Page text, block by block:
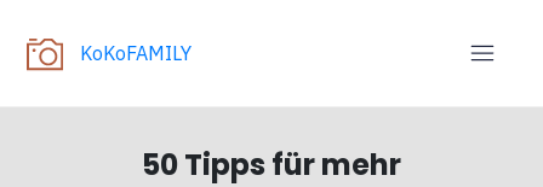
KoKoFAMILY
50 Tipps für mehr